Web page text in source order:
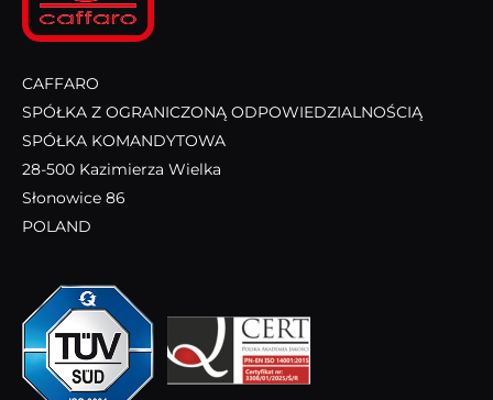
CAFFARO
SPÓŁKA Z OGRANICZONĄ ODPOWIEDZIALNOŚCIĄ
SPÓŁKA KOMANDYTOWA
28-500 Kazimierza Wielka
Słonowice 86
POLAND